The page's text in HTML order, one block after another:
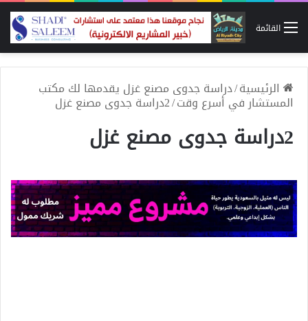
القائمة
الرئيسية/دراسة جدوى مصنع غزل يقدمها لك مكتب
المستشار في أسرع وقت/2دراسة جدوى مصنع غزل
2دراسة جدوى مصنع غزل